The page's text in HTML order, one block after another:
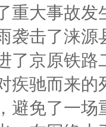
重大事故
袭击了涞
了京原铁
疾驰而来
避免了一场